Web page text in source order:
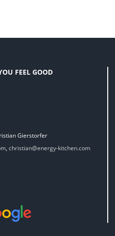
FEEL GOOD
Gierstorfer
, christian@energy-kitchen.com